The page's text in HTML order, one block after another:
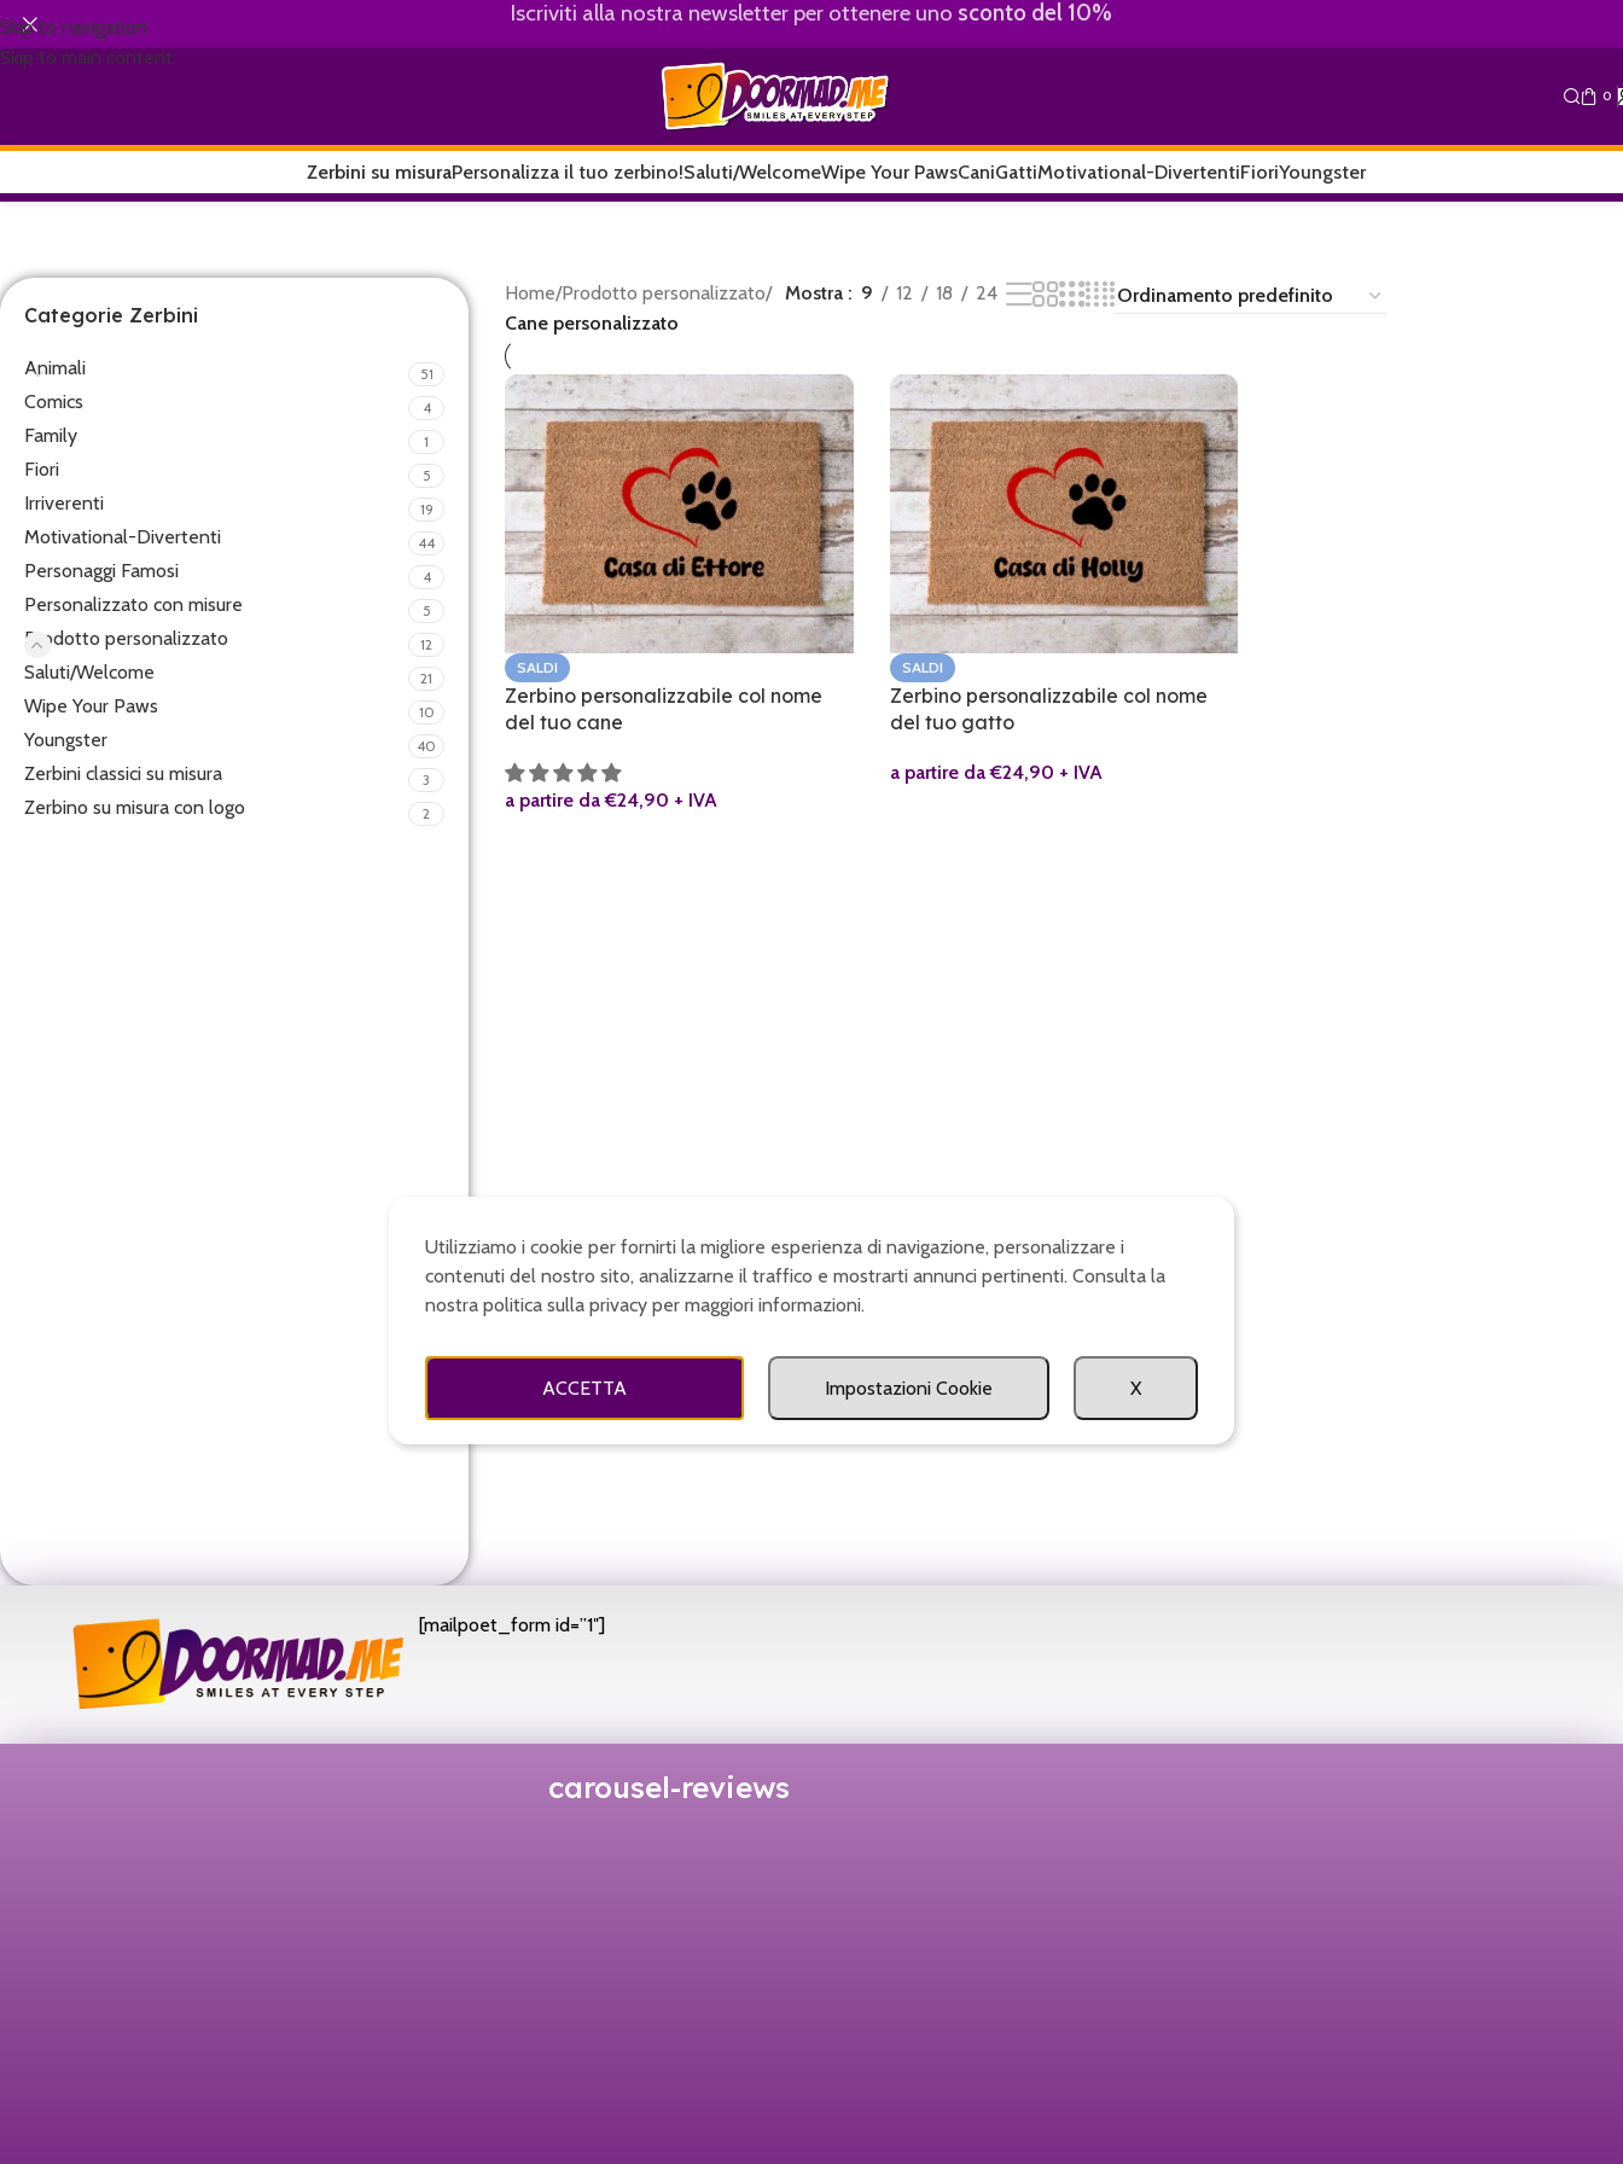
Skip to navigation
Skip to main content
Iscriviti alla nostra newsletter per ottenere uno sconto del 10%
0
Zerbini su misuraPersonalizza il tuo zerbino!Saluti/WelcomeWipe Your PawsCaniGattiMotivational-DivertentiFioriYoungster
Categorie Zerbini
Animali 51
Comics 4
Family 1
Fiori 5
Irriverenti 19
Motivational-Divertenti 44
Personaggi Famosi 4
Personalizzato con misure 5
Prodotto personalizzato 12
Saluti/Welcome 21
Wipe Your Paws 10
Youngster 40
Zerbini classici su misura 3
Zerbino su misura con logo 2
Home/Prodotto personalizzato/
Cane personalizzato
Mostra 9 12 18 24
SALDI
Zerbino personalizzabile col nome
del tuo cane
a partire da€24,90 + IVA
SALDI
Zerbino personalizzabile col nome
del tuo gatto
a partire da€24,90 + IVA
[mailpoet_form id=”1″]
carousel-reviews
Utilizziamo i cookie per fornirti la migliore esperienza di navigazione, personalizzare i
contenuti del nostro sito, analizzarne il traffico e mostrarti annunci pertinenti. Consulta la
nostra politica sulla privacy per maggiori informazioni.
ACCETTA Impostazioni Cookie X